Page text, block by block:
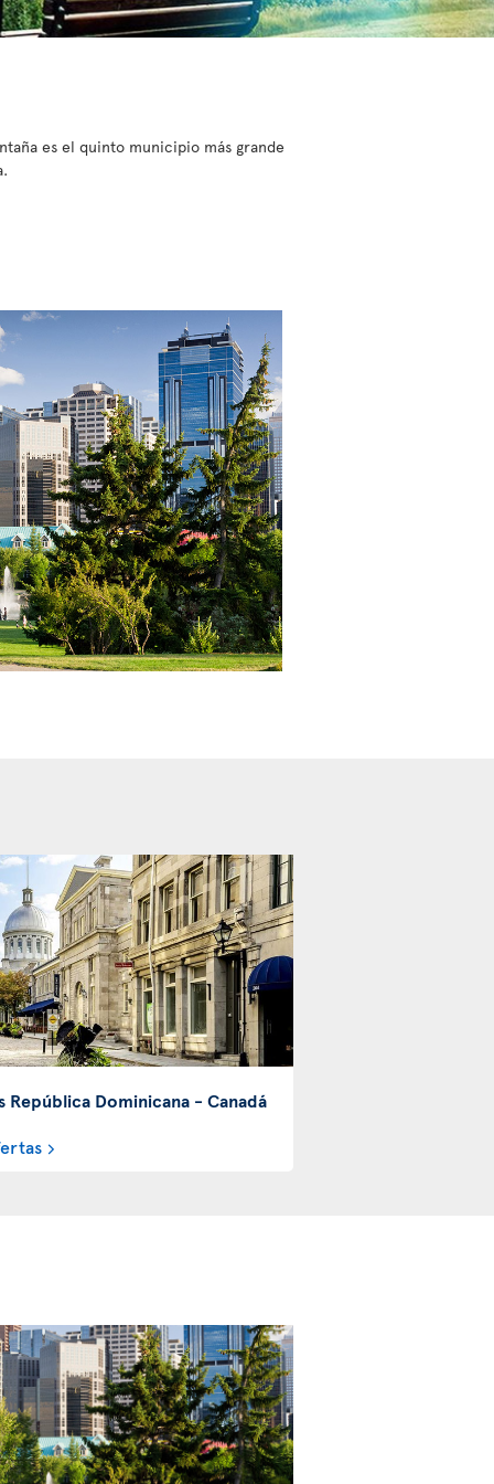
es el quinto municipio más grande
República Dominicana - Canadá